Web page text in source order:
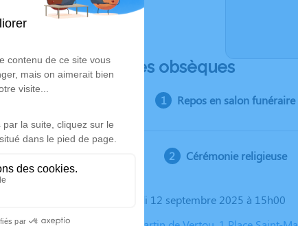
Déroulé des obsèques
Repos en salon funéraire
Cérémonie religieuse
Le vendredi 12 septembre 2025 à 15h00